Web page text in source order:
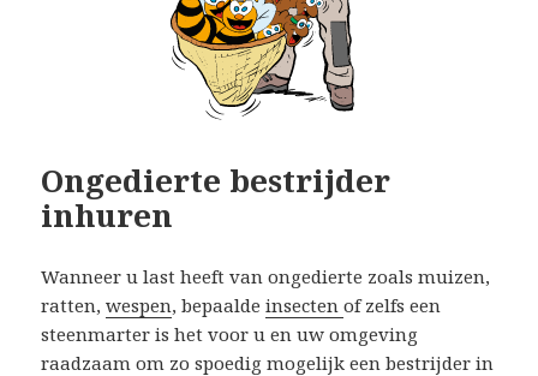
Ongedierte bestrijder
inhuren
Wanneer u last heeft van ongedierte zoals muizen,
ratten,wespen, bepaaldeinsectenof zelfs een
steenmarter is het voor u en uw omgeving
raadzaam om zo spoedig mogelijk een bestrijder in